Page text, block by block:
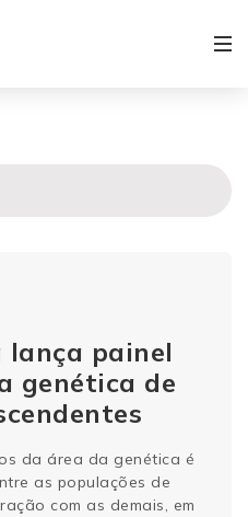
lança painel
genética de
da área da genética é
as populações de
com as demais, em